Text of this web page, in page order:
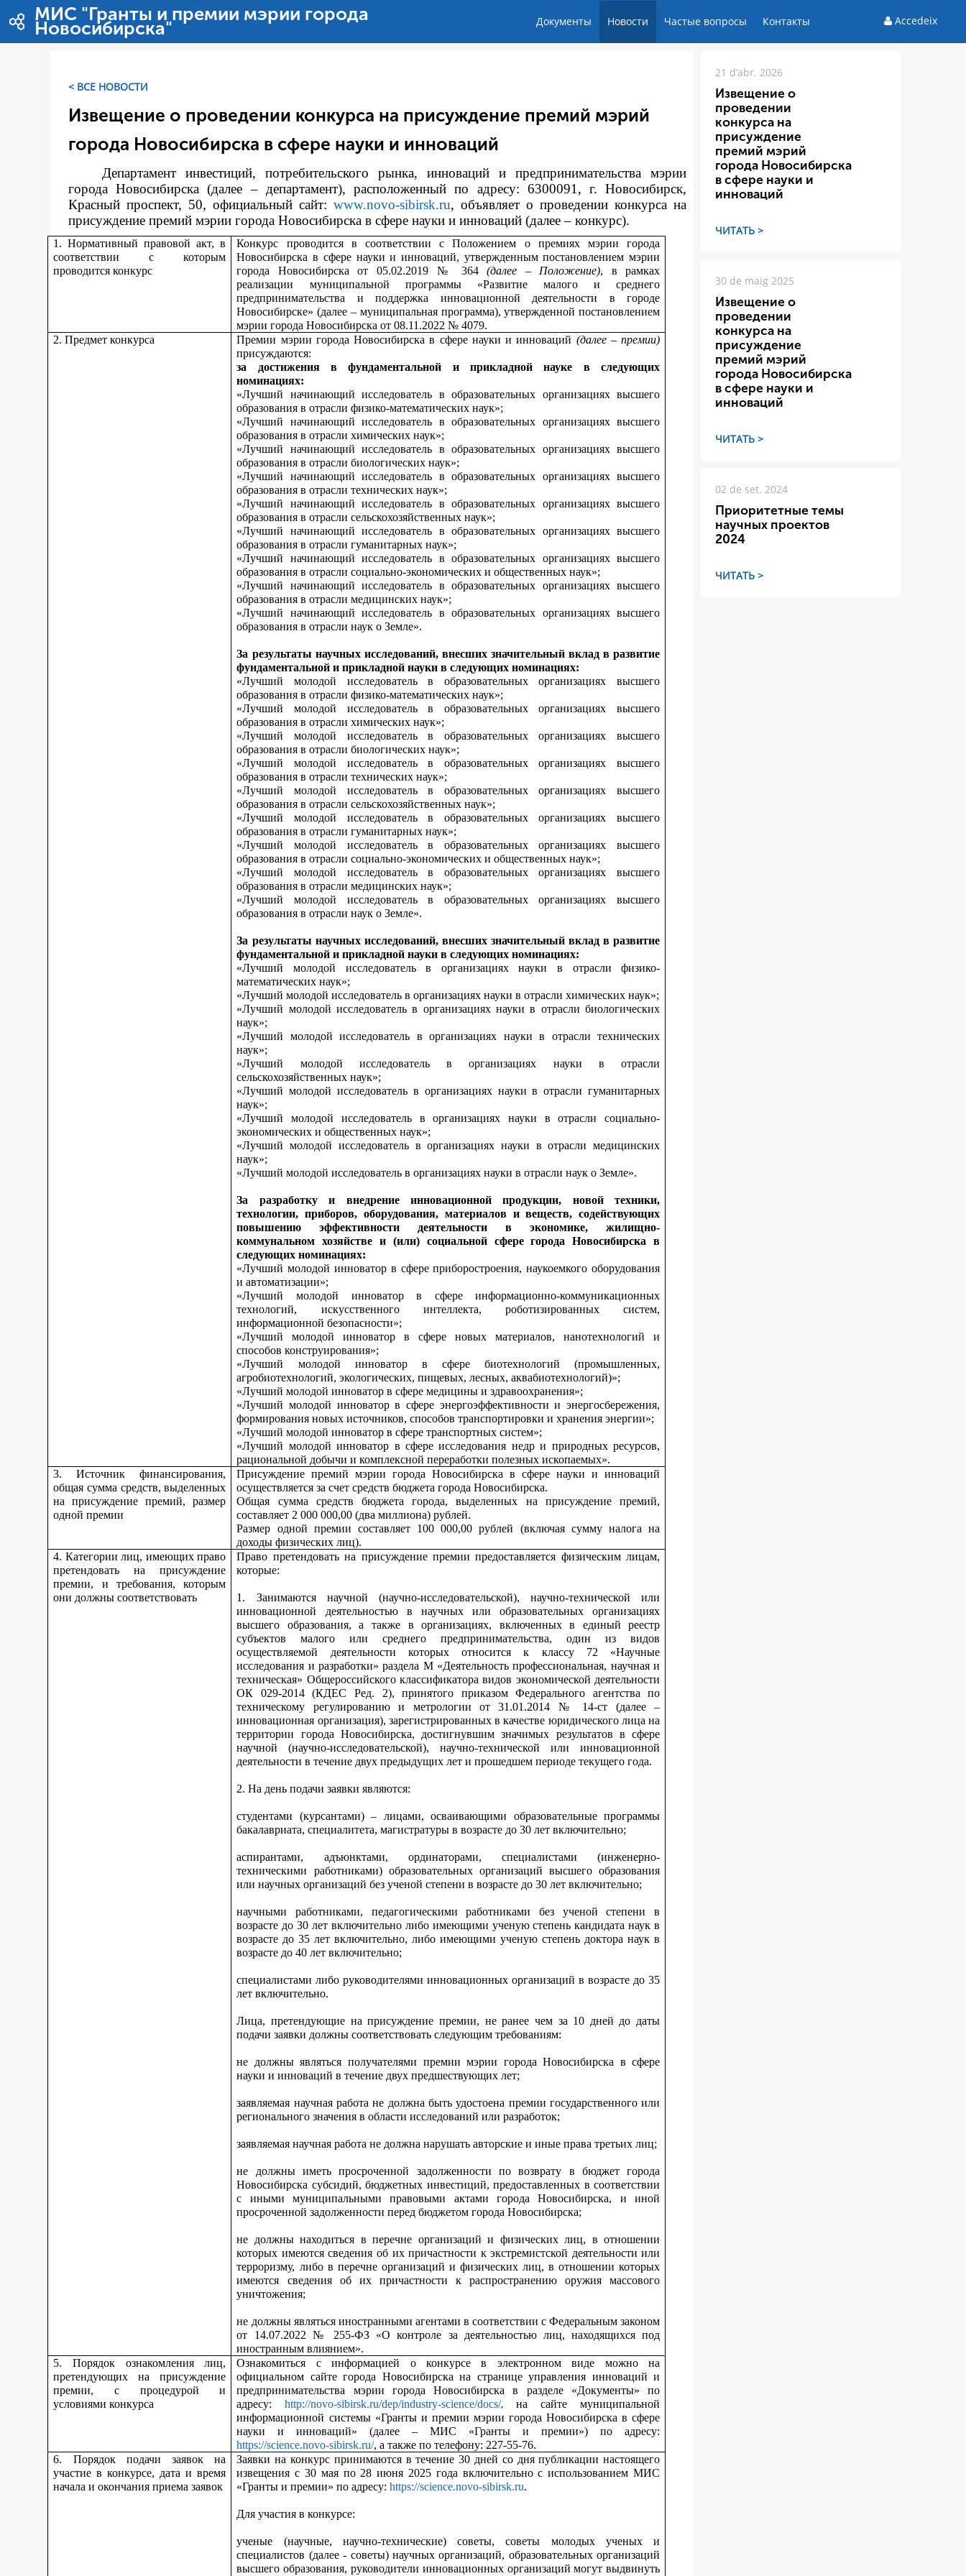
Salta al contigut
МИС "Гранты и премии мэрии города
Новосибирска" Документы Новости Частые вопросы Контакты Accedeix
< ВСЕ НОВОСТИ
Извещение о проведении конкурса на присуждение премий мэрий
города Новосибирска в сфере науки и инноваций
Департамент инвестиций, потребительского рынка, инноваций и предпринимательства мэрии
города Новосибирска (далее – департамент), расположенный по адресу: 6300091, г. Новосибирск,
Красный проспект, 50, официальный сайт:www.novo-sibirsk.ru, объявляет о проведении конкурса на
присуждение премий мэрии города Новосибирска в сфере науки и инноваций (далее – конкурс).
1. Нормативный правовой акт, в
соответствии с которым
проводится конкурс
Конкурс проводится в соответствии сПоложением о премиях мэрии города
Новосибирска в сфере науки и инноваций, утвержденным постановлением мэрии
города Новосибирска от 05.02.2019 № 364(далее – Положение), в рамках
реализации муниципальной программы «Развитие малого и среднего
предпринимательства и поддержка инновационной деятельности в городе
Новосибирске» (далее – муниципальная программа), утвержденной постановлением
мэрии города Новосибирска от 08.11.2022 № 4079.
2. Предмет конкурса
Премии мэрии города Новосибирска в сфере науки и инноваций (далее – премии)
присуждаются:
за достижения в фундаментальной и прикладной науке в следующих
номинациях:
«Лучший начинающий исследователь в образовательных организациях высшего
образования в отрасли физико-математических наук»;
«Лучший начинающий исследователь в образовательных организациях высшего
образования в отрасли химических наук»;
«Лучший начинающий исследователь в образовательных организациях высшего
образования в отрасли биологических наук»;
«Лучший начинающий исследователь в образовательных организациях высшего
образования в отрасли технических наук»;
«Лучший начинающий исследователь в образовательных организациях высшего
образования в отрасли сельскохозяйственных наук»;
«Лучший начинающий исследователь в образовательных организациях высшего
образования в отрасли гуманитарных наук»;
«Лучший начинающий исследователь в образовательных организациях высшего
образования в отрасли социально-экономических и общественных наук»;
«Лучший начинающий исследователь в образовательных организациях высшего
образования в отрасли медицинских наук»;
«Лучший начинающий исследователь в образовательных организациях высшего
образования в отрасли наук о Земле».
За результаты научных исследований, внесших значительный вклад в развитие
фундаментальной и прикладной науки в следующих номинациях:
«Лучший молодой исследователь в образовательных организациях высшего
образования в отрасли физико-математических наук»;
«Лучший молодой исследователь в образовательных организациях высшего
образования в отрасли химических наук»;
«Лучший молодой исследователь в образовательных организациях высшего
образования в отрасли биологических наук»;
«Лучший молодой исследователь в образовательных организациях высшего
образования в отрасли технических наук»;
«Лучший молодой исследователь в образовательных организациях высшего
образования в отрасли сельскохозяйственных наук»;
«Лучший молодой исследователь в образовательных организациях высшего
образования в отрасли гуманитарных наук»;
«Лучший молодой исследователь в образовательных организациях высшего
образования в отрасли социально-экономических и общественных наук»;
«Лучший молодой исследователь в образовательных организациях высшего
образования в отрасли медицинских наук»;
«Лучший молодой исследователь в образовательных организациях высшего
образования в отрасли наук о Земле».
За результаты научных исследований, внесших значительный вклад в развитие
фундаментальной и прикладной науки в следующих номинациях:
«Лучший молодой исследователь в организациях науки в отрасли физико-
математических наук»;
«Лучший молодой исследователь в организациях науки в отрасли химических наук»;
«Лучший молодой исследователь в организациях науки в отрасли биологических
наук»;
«Лучший молодой исследователь в организациях науки в отрасли технических
наук»;
«Лучший молодой исследователь в организациях науки в отрасли
сельскохозяйственных наук»;
«Лучший молодой исследователь в организациях науки в отрасли гуманитарных
наук»;
«Лучший молодой исследователь в организациях науки в отрасли социально-
экономических и общественных наук»;
«Лучший молодой исследователь в организациях науки в отрасли медицинских
наук»;
«Лучший молодой исследователь в организациях науки в отрасли наук о Земле».
За разработку и внедрение инновационной продукции, новой техники,
технологии, приборов, оборудования, материалов и веществ, содействующих
повышению эффективности деятельности в экономике, жилищно-
коммунальном хозяйстве и (или) социальной сфере города Новосибирска в
следующих номинациях:
«Лучший молодой инноватор в сфере приборостроения, наукоемкого оборудования
и автоматизации»;
«Лучший молодой инноватор в сфере информационно-коммуникационных
технологий, искусственного интеллекта, роботизированных систем,
информационной безопасности»;
«Лучший молодой инноватор в сфере новых материалов, нанотехнологий и
способов конструирования»;
«Лучший молодой инноватор в сфере биотехнологий (промышленных,
агробиотехнологий, экологических, пищевых, лесных, аквабиотехнологий)»;
«Лучший молодой инноватор в сфере медицины и здравоохранения»;
«Лучший молодой инноватор в сфере энергоэффективности и энергосбережения,
формирования новых источников, способов транспортировки и хранения энергии»;
«Лучший молодой инноватор в сфере транспортных систем»;
«Лучший молодой инноватор в сфере исследования недр и природных ресурсов,
рациональной добычи и комплексной переработки полезных ископаемых».
3. Источник финансирования,
общая сумма средств, выделенных
на присуждение премий, размер
одной премии
Присуждение премий мэрии города Новосибирска в сфере науки и инноваций
осуществляется за счет средств бюджета города Новосибирска.
Общая сумма средств бюджета города, выделенных на присуждение премий,
составляет 2 000 000,00 (два миллиона) рублей.
Размер одной премии составляет 100 000,00 рублей (включая сумму налога на
доходы физических лиц).
4. Категории лиц, имеющих право
претендовать на присуждение
премии, и требования, которым
они должны соответствовать
Право претендовать на присуждение премии предоставляется физическим лицам,
которые:
1. Занимаются научной (научно-исследовательской), научно-технической или
инновационной деятельностью в научных или образовательных организациях
высшего образования, а также в организациях, включенных в единый реестр
субъектов малого или среднего предпринимательства, один из видов
осуществляемой деятельности которых относится к классу 72 «Научные
исследования и разработки» раздела М «Деятельность профессиональная, научная и
техническая» Общероссийского классификатора видов экономической деятельности
ОК 029-2014 (КДЕС Ред. 2), принятого приказом Федерального агентства по
техническому регулированию и метрологии от 31.01.2014 № 14-ст (далее –
инновационная организация), зарегистрированных в качестве юридического лица на
территории города Новосибирска, достигнувшим значимых результатов в сфере
научной (научно-исследовательской), научно-технической или инновационной
деятельности в течение двух предыдущих лет и прошедшем периоде текущего года.
2. На день подачи заявки являются:
студентами (курсантами) – лицами, осваивающими образовательные программы
бакалавриата, специалитета, магистратуры в возрасте до 30 лет включительно;
аспирантами, адъюнктами, ординаторами, специалистами (инженерно-
техническими работниками) образовательных организаций высшего образования
или научных организаций без ученой степени в возрасте до 30 лет включительно;
научными работниками, педагогическими работниками без ученой степени в
возрасте до 30 лет включительно либо имеющими ученую степень кандидата наук в
возрасте до 35 лет включительно, либо имеющими ученую степень доктора наук в
возрасте до 40 лет включительно;
специалистами либо руководителями инновационных организаций в возрасте до 35
лет включительно.
Лица, претендующие на присуждение премии, не ранее чем за 10 дней до даты
подачи заявки должны соответствовать следующим требованиям:
не должны являться получателями премии мэрии города Новосибирска в сфере
науки и инноваций в течение двух предшествующих лет;
заявляемая научная работа не должна быть удостоена премии государственного или
регионального значения в области исследований или разработок;
заявляемая научная работа не должна нарушать авторские и иные права третьих лиц;
не должны иметь просроченной задолженности по возврату в бюджет города
Новосибирска субсидий, бюджетных инвестиций, предоставленных в соответствии
с иными муниципальными правовыми актами города Новосибирска, и иной
просроченной задолженности перед бюджетом города Новосибирска;
не должны находиться в перечне организаций и физических лиц, в отношении
которых имеются сведения об их причастности к экстремистской деятельности или
терроризму, либо в перечне организаций и физических лиц, в отношении которых
имеются сведения об их причастности к распространению оружия массового
уничтожения;
не должны являться иностранными агентами в соответствии с Федеральным законом
от 14.07.2022 № 255-ФЗ «О контроле за деятельностью лиц, находящихся под
иностранным влиянием».
5. Порядок ознакомления лиц,
претендующих на присуждение
премии, с процедурой и
условиями конкурса
Ознакомиться с информацией о конкурсе в электронном виде можно на
официальном сайте города Новосибирска на странице управления инноваций и
предпринимательства мэрии города Новосибирска в разделе «Документы» по
адресу:http://novo-sibirsk.ru/dep/industry-science/docs/,на сайте муниципальной
информационной системы «Гранты и премии мэрии города Новосибирска в сфере
науки и инноваций» (далее – МИС «Гранты и премии») по адресу:
https://science.novo-sibirsk.ru/, а также по телефону: 227-55-76.
6. Порядок подачи заявок на
участие в конкурсе, дата и время
начала и окончания приема заявок
Заявки на конкурс принимаются в течение 30 дней со дня публикации настоящего
извещения с 30 мая по 28 июня 2025 года включительно с использованием МИС
«Гранты и премии» по адресу:https://science.novo-sibirsk.ru.
Для участия в конкурсе:
ученые (научные, научно-технические) советы, советы молодых ученых и
специалистов (далее - советы) научных организаций, образовательных организаций
высшего образования, руководители инновационных организаций могут выдвинуть
21 d’abr. 2026
Извещение о
проведении
конкурса на
присуждение
премий мэрий
города Новосибирска
в сфере науки и
инноваций
ЧИТАТЬ >
30 de maig 2025
Извещение о
проведении
конкурса на
присуждение
премий мэрий
города Новосибирска
в сфере науки и
инноваций
ЧИТАТЬ >
02 de set. 2024
Приоритетные темы
научных проектов
2024
ЧИТАТЬ >